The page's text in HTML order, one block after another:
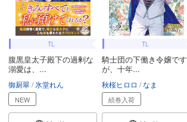
TL
腹黒皇太子殿下の過剰な
溺愛は、...
御厨翠 氷堂れん
NEW
TL
騎士団の下働き令嬢です
が、十年...
秋桜ヒロロ なま
続巻入荷